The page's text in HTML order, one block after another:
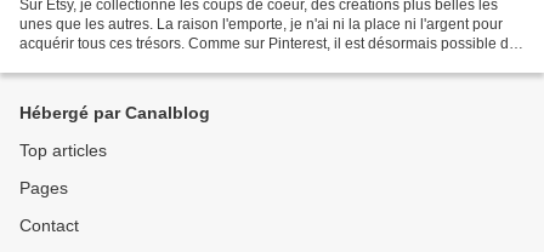
Sur Etsy, je collectionne les coups de coeur, des créations plus belles les
unes que les autres. La raison l'emporte, je n'ai ni la place ni l'argent pour
acquérir tous ces trésors. Comme sur Pinterest, il est désormais possible de
Hébergé par Canalblog
Top articles
Pages
Contact